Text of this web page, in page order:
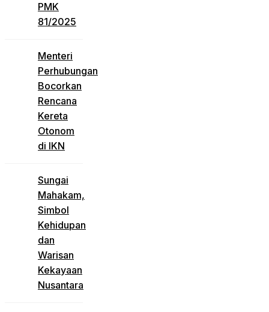
PMK
81/2025
Menteri
Perhubungan
Bocorkan
Rencana
Kereta
Otonom
di IKN
Sungai
Mahakam,
Simbol
Kehidupan
dan
Warisan
Kekayaan
Nusantara